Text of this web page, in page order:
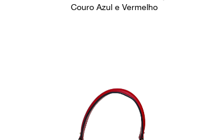
Couro Azul e Vermelho